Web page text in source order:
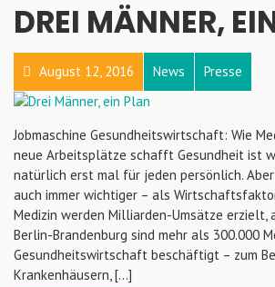
DREI MÄNNER,
August 12, 2016 News Presse
Jobmaschine Gesundheitswirtschaft: Wie
neue Arbeitsplätze schafft Gesundheit ist
natürlich erst mal für jeden persönlich.
auch immer wichtiger – als
Medizin werden Milliarden-Umsätze erzielt,
Berlin-Brandenburg sind mehr als 300.000
Gesundheitswirtschaft beschäftigt – zum
Krankenhäusern, […]